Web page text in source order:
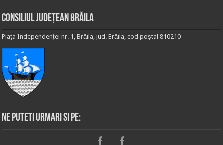
Consiliul Județean Brăila
Piața Independenței nr. 1, Brăila, jud. Brăila, cod poștal 810210
Ne puteti urmari si pe: